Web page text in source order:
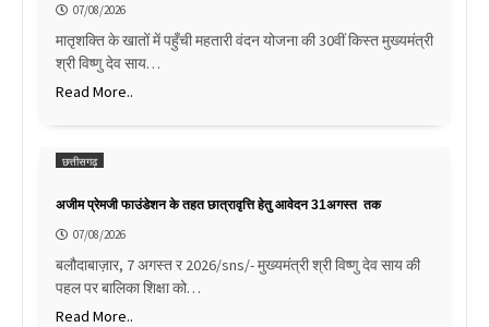
07/08/2026
मातृशक्ति के खातों में पहुँची महतारी वंदन योजना की 30वीं किस्त मुख्यमंत्री
श्री विष्णु देव साय…
Read More..
छत्तीसगढ़
अजीम प्रेमजी फाउंडेशन के तहत छात्रावृत्ति हेतु आवेदन 31अगस्त तक
07/08/2026
बलौदाबाज़ार, 7 अगस्त र 2026/sns/- मुख्यमंत्री श्री विष्णु देव साय की
पहल पर बालिका शिक्षा को…
Read More..